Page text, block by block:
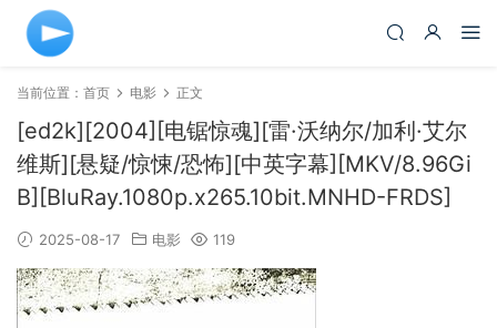
当前位置： 首页 电影 正文
[ed2k][2004][电锯惊魂][雷·沃纳尔/加利·艾尔
维斯][悬疑/惊悚/恐怖][中英字幕][MKV/8.96Gi
B][BluRay.1080p.x265.10bit.MNHD-FRDS]
2025-08-17 电影 119